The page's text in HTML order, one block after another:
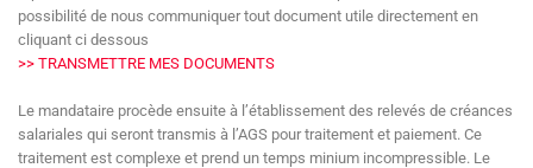
possibilité de nous communiquer tout document utile directement en
cliquant ci dessous
>> TRANSMETTRE MES DOCUMENTS
Le mandataire procède ensuite à l’établissement des relevés de créances
salariales qui seront transmis à l’AGS pour traitement et paiement. Ce
traitement est complexe et prend un temps minium incompressible. Le